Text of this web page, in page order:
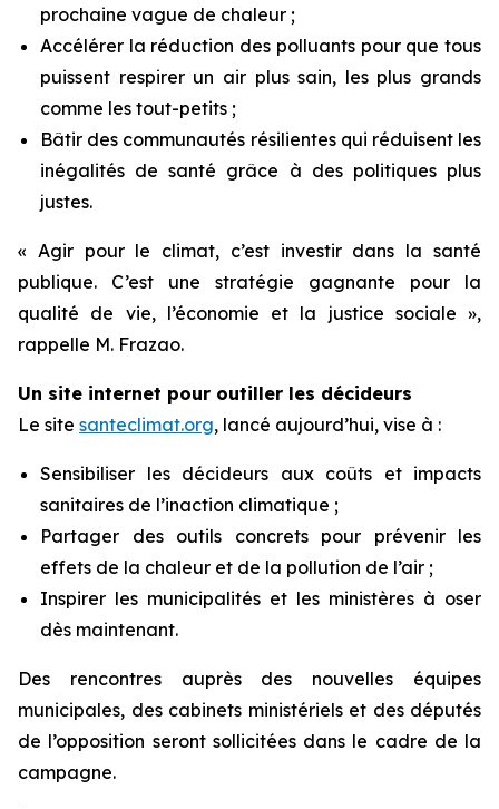
prochaine vague de chaleur ;
Accélérer la réduction des polluants pour que tous
puissent respirer un air plus sain, les plus grands
comme les tout-petits ;
Bâtir des communautés résilientes qui réduisent les
inégalités de santé grâce à des politiques plus
justes.
« Agir pour le climat, c’est investir dans la santé
publique. C’est une stratégie gagnante pour la
qualité de vie, l’économie et la justice sociale »,
rappelle M. Frazao.
Un site internet pour outiller les décideurs
Le site santeclimat.org, lancé aujourd’hui, vise à :
Sensibiliser les décideurs aux coûts et impacts
sanitaires de l’inaction climatique ;
Partager des outils concrets pour prévenir les
effets de la chaleur et de la pollution de l’air ;
Inspirer les municipalités et les ministères à oser
dès maintenant.
Des rencontres auprès des nouvelles équipes
municipales, des cabinets ministériels et des députés
de l’opposition seront sollicitées dans le cadre de la
campagne.